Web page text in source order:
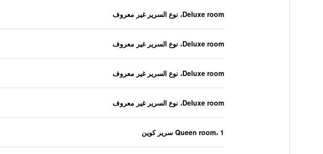
Deluxe room، نوع السرير غير معروف
Deluxe room، نوع السرير غير معروف
Deluxe room، نوع السرير غير معروف
Deluxe room، نوع السرير غير معروف
Queen room، 1 سرير كوين